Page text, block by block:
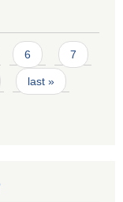
6 7
last »